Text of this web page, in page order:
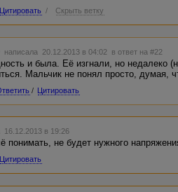
Цитировать / Скрыть ветку
написала 20.12.2013 в 04:02 в ответ на #22
и была. Её изгнали, но недалеко
Мальчик не понял просто, думая,
/ Цитировать
16.12.2013 в 19:26
понимать, не будет нужного
Цитировать